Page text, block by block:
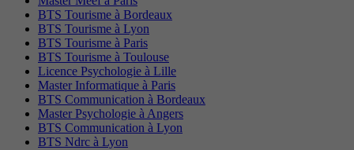
BTS Tourisme à Bordeaux
BTS Tourisme à Lyon
BTS Tourisme à Paris
BTS Tourisme à Toulouse
Licence Psychologie à Lille
Master Informatique à Paris
BTS Communication à Bordeaux
Master Psychologie à Angers
BTS Communication à Lyon
BTS Ndrc à Lyon